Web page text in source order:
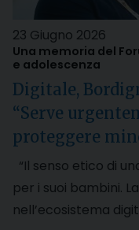
23 Giugno 2026
Una memoria del
e adolescenza
Digitale,
“Serve
proteggere
“Il senso etico di
per i suoi bambini.
nell’ecosistema